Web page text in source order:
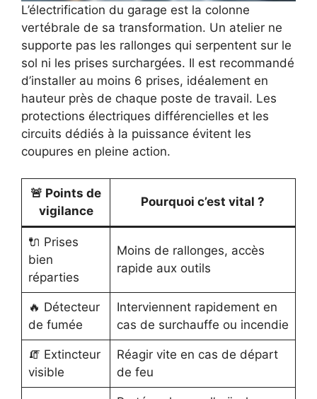
L’électrification du garage est la colonne
vertébrale de sa transformation. Un atelier ne
supporte pas les rallonges qui serpentent sur le
sol ni les prises surchargées. Il est recommandé
d’installer au moins 6 prises, idéalement en
hauteur près de chaque poste de travail. Les
protections électriques différencielles et les
circuits dédiés à la puissance évitent les
coupures en pleine action.
🚨 Points de
vigilance
Pourquoi c’est vital ?
🔌 Prises
bien
réparties
Moins de rallonges, accès
rapide aux outils
🔥 Détecteur
de fumée
Interviennent rapidement en
cas de surchauffe ou incendie
🧯 Extincteur
visible
Réagir vite en cas de départ
de feu